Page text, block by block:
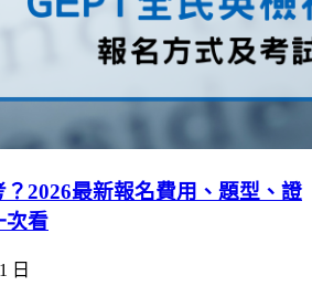
2026最新報名費用、題型、證
次看
日